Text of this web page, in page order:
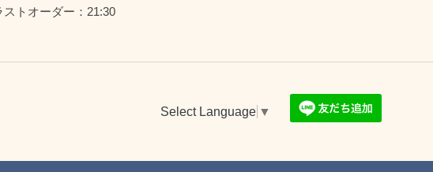
トオーダー：21:30
Select Language ▼